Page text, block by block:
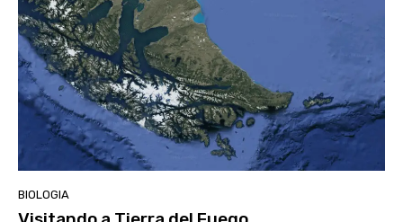
BIOLOGIA